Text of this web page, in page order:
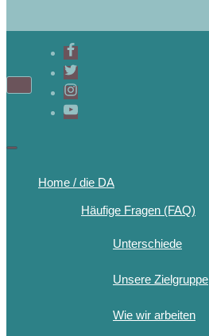
Home / die DA
Häufige Fragen (FAQ)
Unterschiede
Unsere Zielgruppe
Wie wir arbeiten